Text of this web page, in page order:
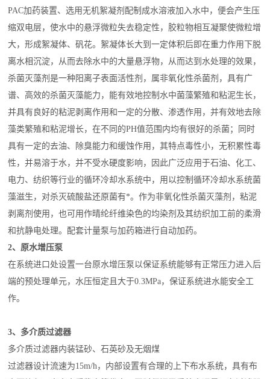
PAC加药装置、选用无机絮凝剂配制成水溶液加入水中，便会产生压
缩双电层，使水中的悬浮微粒失去稳定性，胶粒物相互凝聚使微粒增
大，形成絮凝体、矾花。絮凝体长大到一定体积后即在重力作用下脱
离水相沉淀，从而去除水中的大量悬浮物，从而达到水处理的效果，
杀菌灭藻剂是一种阳离子表面活性剂，属非氧化性杀菌剂 ，具有广
谱、高效的杀菌灭藻能力，能有效地控制水中菌藻繁殖和粘泥生长，
并具有良好的粘泥剥离作用和一定的分散、渗透作用，并有效地去除
藻类繁殖和粘泥增长，在不同的PH值范围内均有很好的杀菌；同时
具有一定的去油、除臭能力和缓蚀作用，其特点毒性小，无积累性毒
性，并易溶于水，并不受水硬度影响，因此广泛应用于石油、化工、
电力、纺织等行业的循环冷却水系统中，用以控制循环冷却水系统菌
藻滋生，对杀灭硫酸盐还原菌有*。作为非氧化性杀菌灭藻剂，粘泥
剥离剂使用，也可用作晴纶纤维染色的均染剂及其纺织加工前的柔滑
和抗静电处理。配套计量泵与加药箱进行自动加药。
2、原水增压泵
在系统进口处设置一台原水增压泵以保证系统能够有正常压力进入后
端的预处理单元，水压恒定且大于0.3MPa，保证系统进水能安全工
作。
3、多介质过滤器
多介质过滤器内装锰砂、石英砂及无烟煤
过滤器设计流速为15m/h，内部设置有合理的上下布水系统，具有布